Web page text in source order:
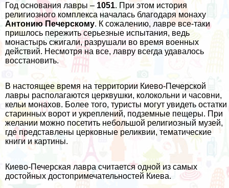
Год основания лавры – 1051. При этом история
религиозного комплекса началась благодаря монаху
Антонию Печерскому. К сожалению, лавре все-таки
пришлось пережить серьезные испытания, ведь
монастырь сжигали, разрушали во время военных
действий. Несмотря на все, лавру всегда удавалось
восстановить.
В настоящее время на территории Киево-Печерской
лавры располагаются церквушки, колокольни и часовни,
кельи монахов. Более того, туристы могут увидеть остатки
старинных ворот и укреплений, подземные пещеры. При
желании можно посетить небольшой религиозный музей,
где представлены церковные реликвии, тематические
книги и картины.
Киево-Печерская лавра считается одной из самых
достойных достопримечательностей Киева.